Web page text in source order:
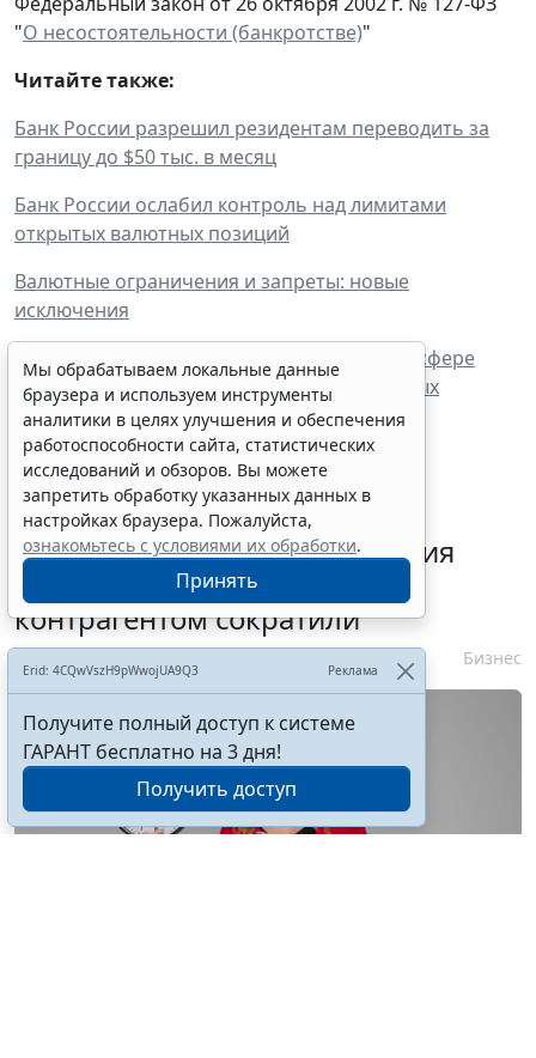
"О несостоятельности (банкротстве)"
Читайте также:
Банк России разрешил резидентам переводить за
границу до $50 тыс. в месяц
Банк России ослабил контроль над лимитами
открытых валютных позиций
Валютные ограничения и запреты: новые
исключения
В России выработают новые механизмы в сфере
валютного регулирования и международных
расчетов
Срок согласования заключения
контракта с единственным
контрагентом сократили
Бизнес
Мы обрабатываем локальные данные
браузера и используем инструменты
аналитики в целях улучшения и обеспечения
работоспособности сайта, статистических
исследований и обзоров. Вы можете
запретить обработку указанных данных в
настройках браузера. Пожалуйста,
ознакомьтесь с условиями их обработки.
Принять
Erid: 4CQwVszH9pWwojUA9Q3 Реклама
Получите полный доступ к системе
ГАРАНТ бесплатно на 3 дня!
Получить доступ